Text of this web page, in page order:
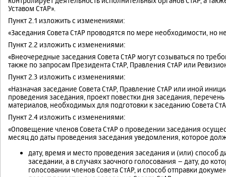
Уставом СтАР».
Пункт 2.1 изложить с изменениями:
«Заседания Совета СтАР проводятся по мере необходимости, но
Пункт 2.2 изложить с изменениями:
«Внеочередные заседания Совета СтАР могут созываться по
также по запросам Президента СтАР, Правления СтАР или
Пункт 2.3 изложить с изменениями:
«Назначая заседание Совета СтАР, Правление СтАР или иной
проведения заседания, проект повестки дня заседания,
материалов, необходимых для подготовки к заседанию Совета
Пункт 2.4 изложить с изменениями:
«Оповещение членов Совета СтАР о проведении заседания
месяц до даты проведения заседания уведомления, которое
дату, время и место проведения заседания и (или) способ
заседании, а в случаях заочного голосования – дату, до
голосовании членов Совета СтАР, и способ отправки